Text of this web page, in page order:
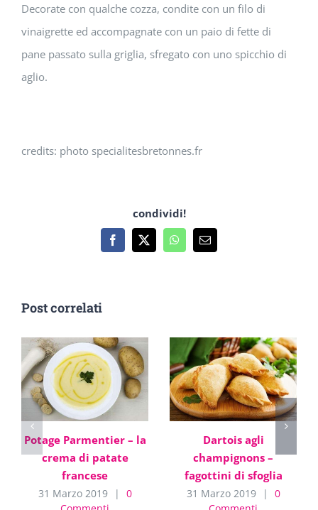
Decorate con qualche cozza, condite con un filo di
vinaigrette ed accompagnate con un paio di fette di
pane passato sulla griglia, sfregato con uno spicchio di
aglio.
credits: photo specialitesbretonnes.fr
condividi!
Facebook
X WhatsApp
Email
Post correlati
Potage Parmentier – la
crema di patate
francese
31 Marzo 2019 |
0
Dartois agli
champignons –
fagottini di sfoglia
31 Marzo 2019 |
0